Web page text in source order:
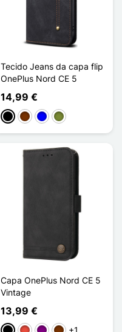
Tecido Jeans da capa flip
OnePlus Nord CE 5
14,99 €
PretoCaféAzulKhaki
Capa OnePlus Nord CE 5
Vintage
13,99 €